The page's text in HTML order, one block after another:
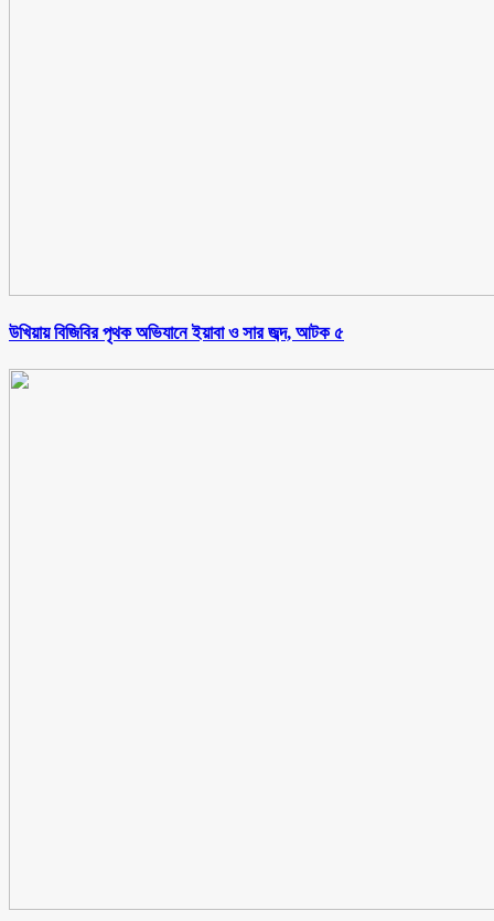
উখিয়ায় বিজিবির পৃথক অভিযানে ইয়াবা ও সার জব্দ, আটক ৫